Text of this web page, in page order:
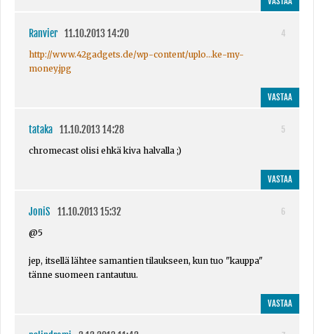
Ranvier 11.10.2013 14:20
4
http://www.42gadgets.de/wp-content/uplo...ke-my-
money.jpg
VASTAA
tataka 11.10.2013 14:28
5
chromecast olisi ehkä kiva halvalla ;)
VASTAA
JoniS 11.10.2013 15:32
6
@5
jep, itsellä lähtee samantien tilaukseen, kun tuo "kauppa"
tänne suomeen rantautuu.
VASTAA